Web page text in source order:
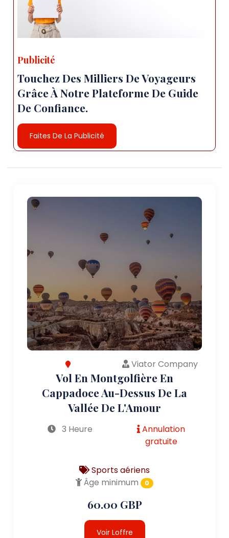
Publicité
Touchez Des Milliers De Voyageurs
Grâce À Notre Plateforme De Guide
De Confiance.
Faites De La Publicité
Viator Company
Vol En Montgolfière En
Cappadoce Au-Dessus De La
Vallée De L'Amour
3 Heure
Annulation
gratuite
Sports aériens
Âge minimum
0
60.00 GBP
Voir Loffre